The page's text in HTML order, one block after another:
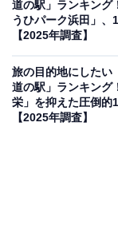
／神奈川県）、
を見てみたいか
集まりました。
道の駅」ランキング
うひパーク浜田」、
【2025年調査】
旅の目的地にしたい
道の駅」ランキング
栄」を抑えた圧倒的
【2025年調査】